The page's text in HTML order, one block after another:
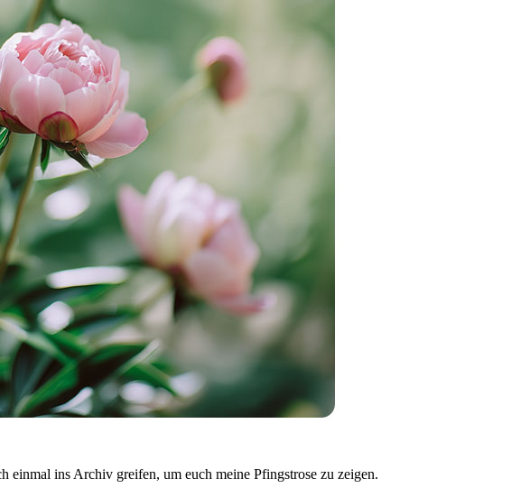
einmal ins Archiv greifen, um euch meine Pfingstrose zu zeigen.